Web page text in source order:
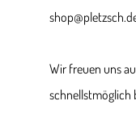
Wir freuen uns
schnellstmöglich